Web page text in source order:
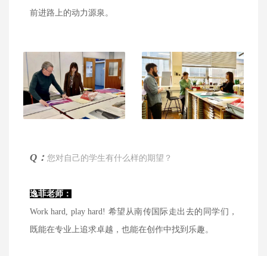
前进路上的动力源泉。
Q： 您对自己的学生有什么样的期望？
逸菲老师：
Work hard, play hard! 希望从南传国际走出去的同学们，
既能在专业上追求卓越，也能在创作中找到乐趣。